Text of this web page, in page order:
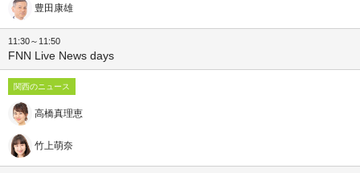
豊田康雄
11:30～11:50
FNN Live News days
関西のニュース
高橋真理恵
竹上萌奈